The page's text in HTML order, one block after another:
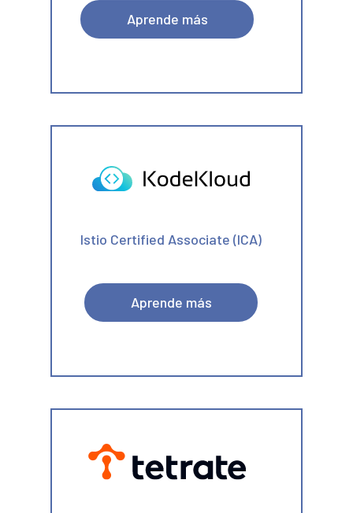
Aprende más
Istio Certified Associate (ICA)
Aprende más